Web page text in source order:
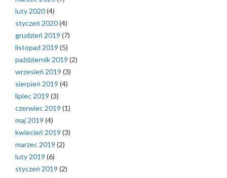
luty 2020(4)
styczeń 2020(4)
grudzień 2019 (7)
listopad 2019 (5)
październik 2019 (2)
wrzesień 2019 (3)
sierpień 2019 (4)
lipiec 2019 (3)
czerwiec 2019 (1)
maj 2019 (4)
kwiecień 2019 (3)
marzec 2019 (2)
luty 2019 (6)
styczeń 2019 (2)